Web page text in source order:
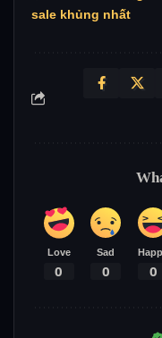
sale khủng nhất
Love
0
Sad
0 0